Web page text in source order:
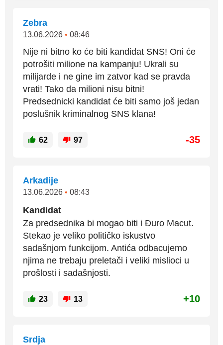
Zebra
13.06.2026 • 08:46
Nije ni bitno ko će biti kandidat SNS! Oni će
potrošiti milione na kampanju! Ukrali su
milijarde i ne gine im zatvor kad se pravda
vrati! Tako da milioni nisu bitni!
Predsednicki kandidat će biti samo još jedan
poslušnik kriminalnog SNS klana!
62 97 -35
Arkadije
13.06.2026 • 08:43
Kandidat
Za predsednika bi mogao biti i Đuro Macut.
Stekao je veliko političko iskustvo
sadašnjom funkcijom. Antića odbacujemo
njima ne trebaju preletači i veliki mislioci u
prošlosti i sadašnjosti.
23 13 +10
Srdja